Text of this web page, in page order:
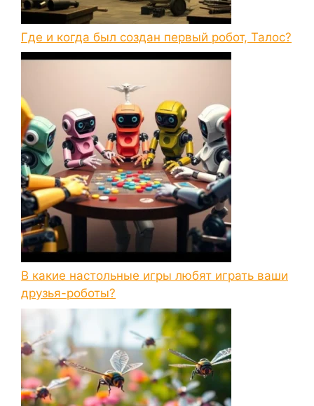
Где и когда был создан первый робот, Талос?
В какие настольные игры любят играть ваши
друзья-роботы?